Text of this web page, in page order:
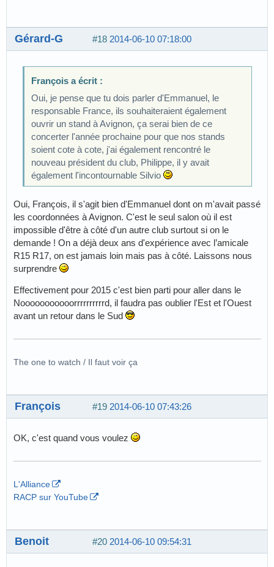
#18 2014-06-10 07:18:00
Gérard-G
François a écrit :
Oui, je pense que tu dois parler d'Emmanuel, le
responsable France, ils souhaiteraient également
ouvrir un stand à Avignon, ça serai bien de ce
concerter l'année prochaine pour que nos stands
soient cote à cote, j'ai également rencontré le
nouveau président du club, Philippe, il y avait
également l'incontournable Silvio
Oui, François, il s'agit bien d'Emmanuel dont on m'avait passé
les coordonnées à Avignon. C'est le seul salon où il est
impossible d'être à côté d'un autre club surtout si on le
demande ! On a déjà deux ans d'expérience avec l’amicale
R15 R17, on est jamais loin mais pas à côté. Laissons nous
surprendre
Effectivement pour 2015 c'est bien parti pour aller dans le
Nooooooooooorrrrrrrrrrd, il faudra pas oublier l'Est et l'Ouest
avant un retour dans le Sud
The one to watch / Il faut voir ça
#19 2014-06-10 07:43:26
François
OK, c'est quand vous voulez
L'Alliance
RACP sur YouTube
#20 2014-06-10 09:54:31
Benoit